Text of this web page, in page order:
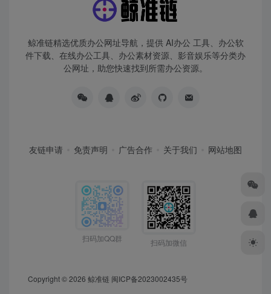
鲸准链精选优质办公网址导航，提供 AI办公 工具、办公软
件下载、在线办公工具、办公素材资源、影音娱乐等分类办
公网址，助您快速找到所需办公资源。
友链申请 免责声明 广告合作 关于我们 网站地图
扫码加QQ群 扫码加微信
Copyright © 2026 鲸准链 闽ICP备2023002435号